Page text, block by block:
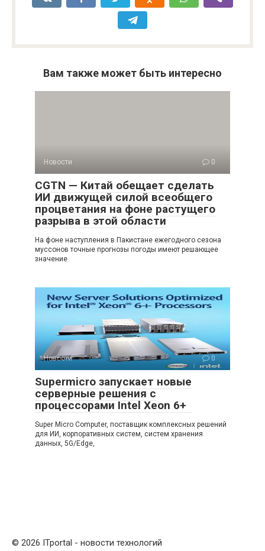
Вам также может быть интересно
Новости 0
CGTN — Китай обещает сделать
ИИ движущей силой всеобщего
процветания на фоне растущего
разрыва в этой области
На фоне наступления в Пакистане ежегодного сезона
муссонов точные прогнозы погоды имеют решающее
значение
Новости 0
Supermicro запускает новые
серверные решения с
процессорами Intel Xeon 6+
Super Micro Computer, поставщик комплексных решений
для ИИ, корпоративных систем, систем хранения
данных, 5G/Edge,
© 2026 ITportal - новости технологий